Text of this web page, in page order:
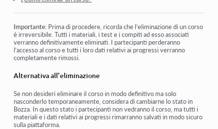
ocultarla de los estudiantes
Uso de los puntos de control
Cómo agregar un asignación a una lección
parte del curador
Cómo crear una tarea para diferentes ofertas
Cómo crear un test con puntuaciones y aprobación
automática
Importante: Prima di procedere, ricorda che l’eliminazione di un corso
è irreversibile. Tutti i materiali, i test e i compiti ad esso associati
verranno definitivamente eliminati. I partecipanti perderanno
l’accesso al corso e tutti i loro dati relativi ai progressi verranno
completamente rimossi.
Alternativa all’eliminazione
Se non desideri eliminare il corso in modo definitivo ma solo
nasconderlo temporaneamente, considera di cambiarne lo stato in
Bozza . In questo stato i partecipanti non vedranno il corso, ma tutti i
materiali e i dati relativi ai progressi rimarranno salvati in modo sicuro
sulla piattaforma.